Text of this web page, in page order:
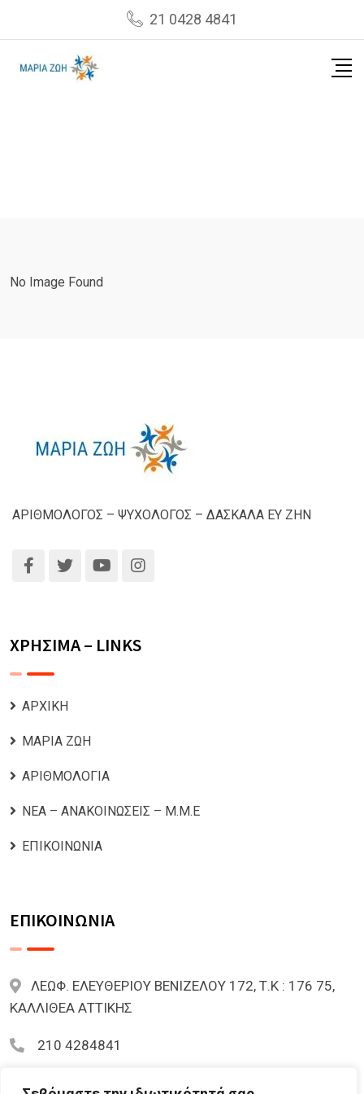
21 0428 4841
No Image Found
ΑΡΙΘΜΟΛΟΓΟΣ – ΨΥΧΟΛΟΓΟΣ – ΔΑΣΚΑΛΑ ΕΥ ΖΗΝ
ΧΡΗΣΙΜΑ – LINKS
ΑΡΧΙΚΗ
ΜΑΡΙΑ ΖΩΗ
ΑΡΙΘΜΟΛΟΓΙΑ
ΝΕΑ – ΑΝΑΚΟΙΝΩΣΕΙΣ – Μ.Μ.Ε
ΕΠΙΚΟΙΝΩΝΙΑ
ΕΠΙΚΟΙΝΩΝΙΑ
ΛΕΩΦ. ΕΛΕΥΘΕΡΙΟΥ ΒΕΝΙΖΕΛΟΥ 172, Τ.Κ : 176 75,
ΚΑΛΛΙΘΕΑ ΑΤΤΙΚΗΣ
210 4284841
mariazoi.powernumbers@gmail.com